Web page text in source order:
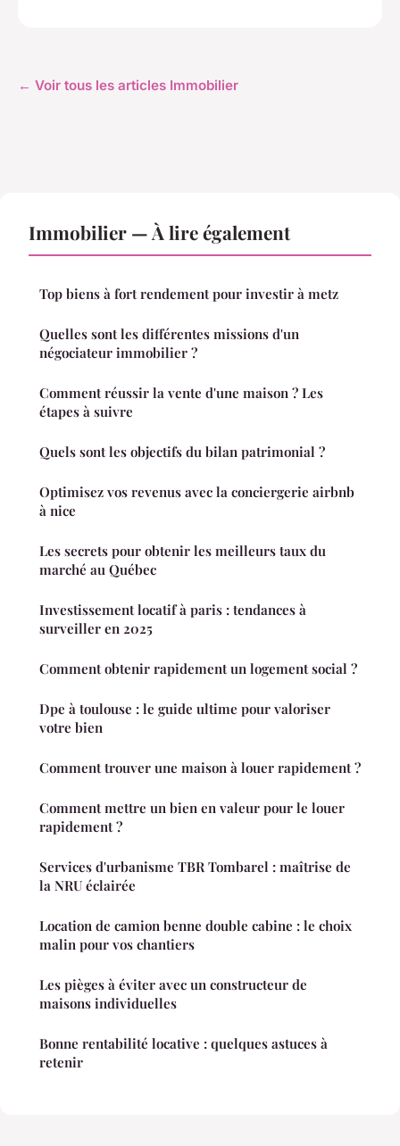
← Voir tous les articles Immobilier
Immobilier — À lire également
Top biens à fort rendement pour investir à metz
Quelles sont les différentes missions d'un
négociateur immobilier ?
Comment réussir la vente d'une maison ? Les
étapes à suivre
Quels sont les objectifs du bilan patrimonial ?
Optimisez vos revenus avec la conciergerie airbnb
à nice
Les secrets pour obtenir les meilleurs taux du
marché au Québec
Investissement locatif à paris : tendances à
surveiller en 2025
Comment obtenir rapidement un logement social ?
Dpe à toulouse : le guide ultime pour valoriser
votre bien
Comment trouver une maison à louer rapidement ?
Comment mettre un bien en valeur pour le louer
rapidement ?
Services d'urbanisme TBR Tombarel : maîtrise de
la NRU éclairée
Location de camion benne double cabine : le choix
malin pour vos chantiers
Les pièges à éviter avec un constructeur de
maisons individuelles
Bonne rentabilité locative : quelques astuces à
retenir